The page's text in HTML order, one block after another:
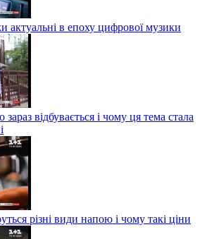
актуальні в епоху цифрової музики
відбувається і чому ця тема стала
різні види напою і чому такі ціни